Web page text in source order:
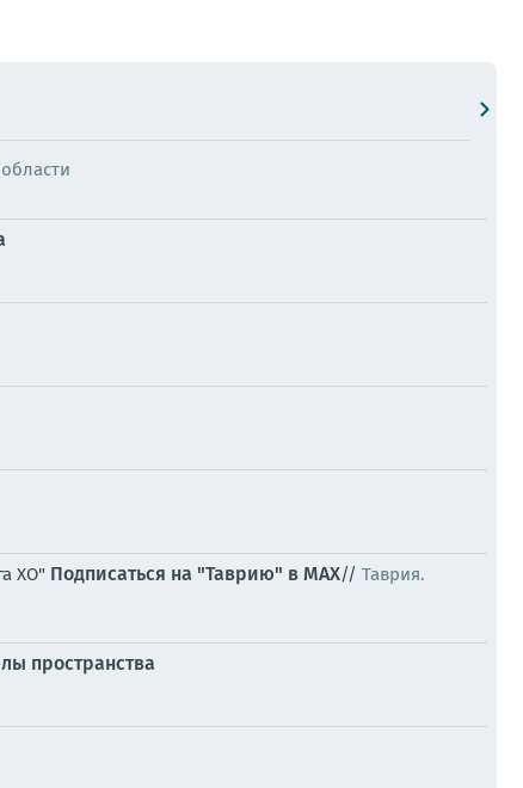
ХО" Подписаться на "Таврию" в MAX// Таврия.
пространства